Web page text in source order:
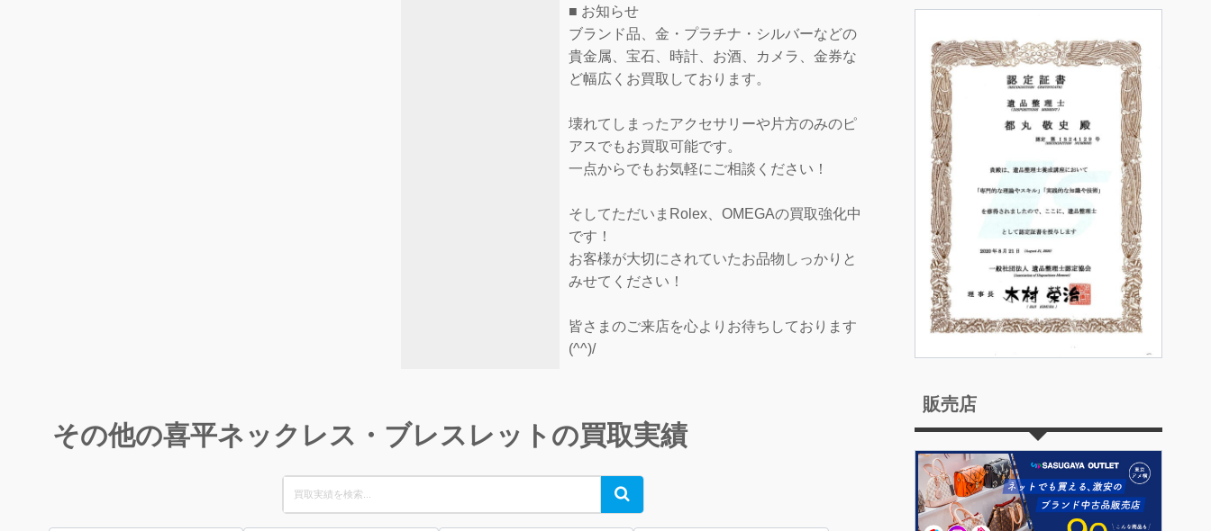
■ お知らせ
ブランド品、金・プラチナ・シルバーなどの
貴金属、宝石、時計、お酒、カメラ、金券な
ど幅広くお買取しております。
壊れてしまったアクセサリーや片方のみのピ
アスでもお買取可能です。
一点からでもお気軽にご相談ください！
そしてただいまRolex、OMEGAの買取強化中
です！
お客様が大切にされていたお品物しっかりと
みせてください！
皆さまのご来店を心よりお待ちしております
(^^)/
その他の喜平ネックレス・ブレスレットの買取実績
Search
for:
Search
販売店